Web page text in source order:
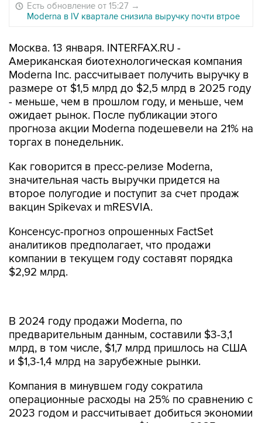
Есть обновление от 15:27 →
Moderna в IV квартале снизила выручку почти втрое
Москва. 13 января. INTERFAX.RU -
Американская биотехнологическая компания
Moderna Inc. рассчитывает получить выручку в
размере от $1,5 млрд до $2,5 млрд в 2025 году
- меньше, чем в прошлом году, и меньше, чем
ожидает рынок. После публикации этого
прогноза акции Moderna подешевели на 21% на
торгах в понедельник.
Как говорится в пресс-релизе Moderna,
значительная часть выручки придется на
второе полугодие и поступит за счет продаж
вакцин Spikevax и mRESVIA.
Консенсус-прогноз опрошенных FactSet
аналитиков предполагает, что продажи
компании в текущем году составят порядка
$2,92 млрд.
млрд, в том числе, $1,7 млрд пришлось на США
и $1,3-1,4 млрд на зарубежные рынки.
Компания в минувшем году сократила
2023 годом и рассчитывает добиться экономии
на издержках в размере $1 млрд в 2025 году и
еще на $500 млн в 2026 году.